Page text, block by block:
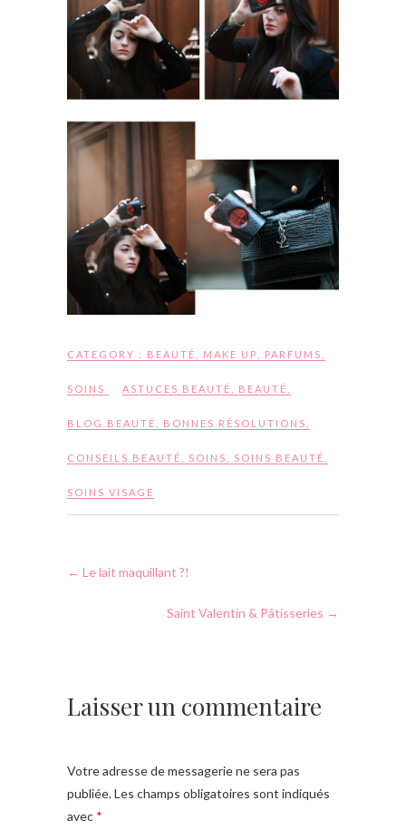
CATEGORY : BEAUTÉ MAKE UP PARFUMS
SOINS ASTUCES BEAUTÉ BEAUTÉ
BLOG BEAUTÉ BONNES RÉSOLUTIONS
CONSEILS BEAUTÉ SOINS SOINS BEAUTÉ
SOINS VISAGE
← Le lait maquillant ?!
Saint Valentin & Pâtisseries →
Laisser un commentaire
Votre adresse de messagerie ne sera pas
publiée.Les champs obligatoires sont indiqués
avec *